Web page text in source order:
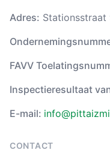
Adres: Stationsstraat
FAVV
Inspectieresultaat
E-mail:
CONTACT